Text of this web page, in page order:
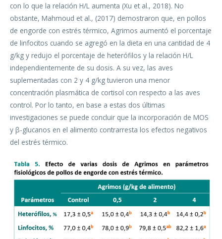
con lo que la relación H/L aumenta (Xu et al., 2018). No
obstante, Mahmoud et al., (2017) demostraron que, en pollos
de engorde con estrés térmico, Agrimos aumentó el porcentaje
de linfocitos cuando se agregó en la dieta en una cantidad de 4
g/kg y redujo el porcentaje de heterófilos y la relación H/L
independientemente de su dosis. A su vez, las aves
suplementadas con 2 y 4 g/kg tuvieron una menor
concentración plasmática de cortisol con respecto a las aves
control. Por lo tanto, en base a estas dos últimas
investigaciones se puede concluir que la incorporación de MOS
y β-glucanos en el alimento contrarresta los efectos negativos
del estrés térmico.